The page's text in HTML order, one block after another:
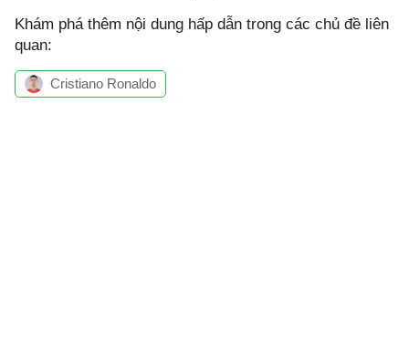
Khám phá thêm nội dung hấp dẫn trong các chủ đề liên
quan:
Cristiano Ronaldo